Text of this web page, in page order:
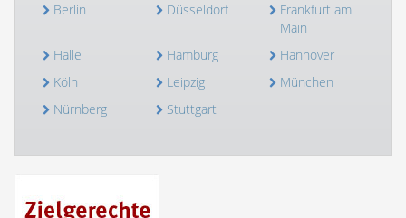
Berlin Düsseldorf
Frankfurt am
Main
Halle
Hamburg
Hannover
Köln
Leipzig
München
Nürnberg
Stuttgart